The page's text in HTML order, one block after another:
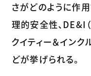
さがどのように作
理的安全性、DE&I
クイティー＆インク
どが挙げられる。